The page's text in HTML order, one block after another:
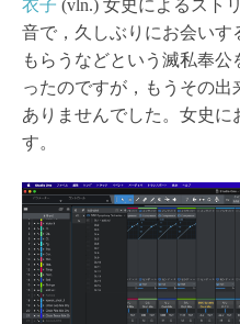
衣子 (vln.) 女史によるスト
音で，久しぶりにお会いす
もらうなどという滅私奉
ったのですが，もうその
ありませんでした。女史
す。